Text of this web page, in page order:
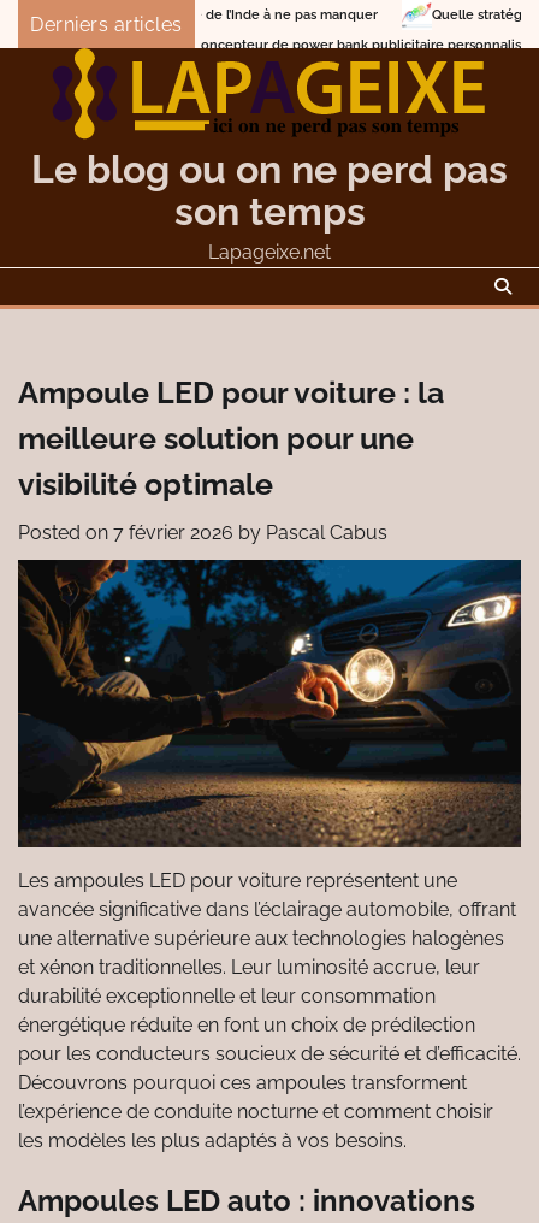
Skip
content
Derniers articles
de voyage de l’Inde à ne pas manquer
Quelle stratégie adopter pour être
choisir un concepteur de power bank publicitaire personnalisé
Le blog ou on ne perd pas
son temps
Lapageixe.net
Ampoule LED pour voiture : la
meilleure solution pour une
visibilité optimale
Posted on 7 février 2026 by Pascal Cabus
Les ampoules LED pour voiture représentent une
avancée significative dans l’éclairage automobile, offrant
une alternative supérieure aux technologies halogènes
et xénon traditionnelles. Leur luminosité accrue, leur
durabilité exceptionnelle et leur consommation
énergétique réduite en font un choix de prédilection
pour les conducteurs soucieux de sécurité et d’efficacité.
Découvrons pourquoi ces ampoules transforment
l’expérience de conduite nocturne et comment choisir
les modèles les plus adaptés à vos besoins.
Ampoules LED auto : innovations